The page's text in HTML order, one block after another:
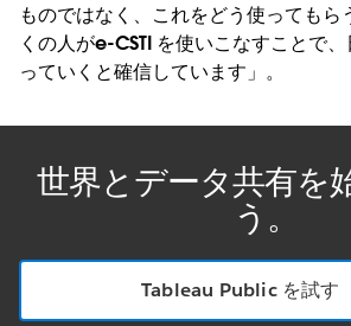
ものではなく、これをどう使ってもら
くの人がe-CSTI を使いこなすことで
っていくと確信しています」。
世界とデータ共有を
う。
Tableau Public を試す